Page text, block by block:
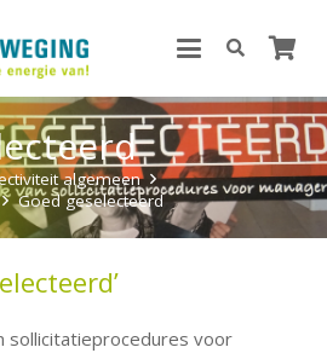
algemeen
Goed geselecteerd
sollicitatieprocedures voor